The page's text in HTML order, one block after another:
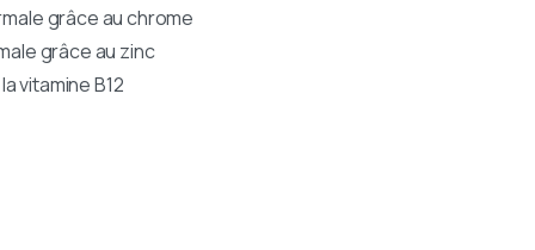
grâce au chrome
grâce au zinc
vitamine B12